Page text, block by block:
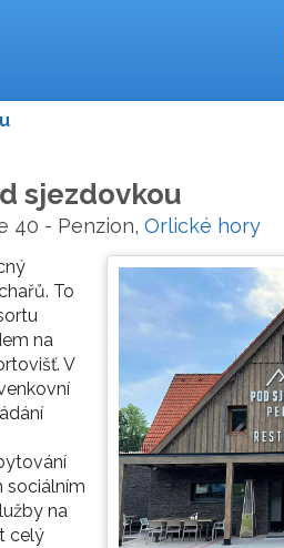
sjezdovkou
40 - Penzion, Orlické hory
To
na
V
sociálním
na
celý